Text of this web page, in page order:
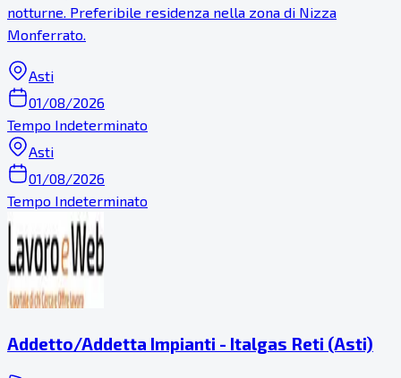
notturne. Preferibile residenza nella zona di Nizza
Monferrato.
Asti
01/08/2026
Tempo Indeterminato
Asti
01/08/2026
Tempo Indeterminato
Addetto/Addetta Impianti - Italgas Reti (Asti)